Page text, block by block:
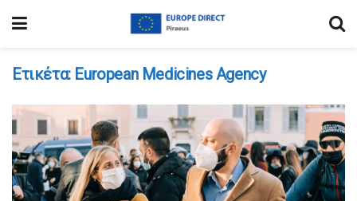
Ετικέτα: European Medicines Agency